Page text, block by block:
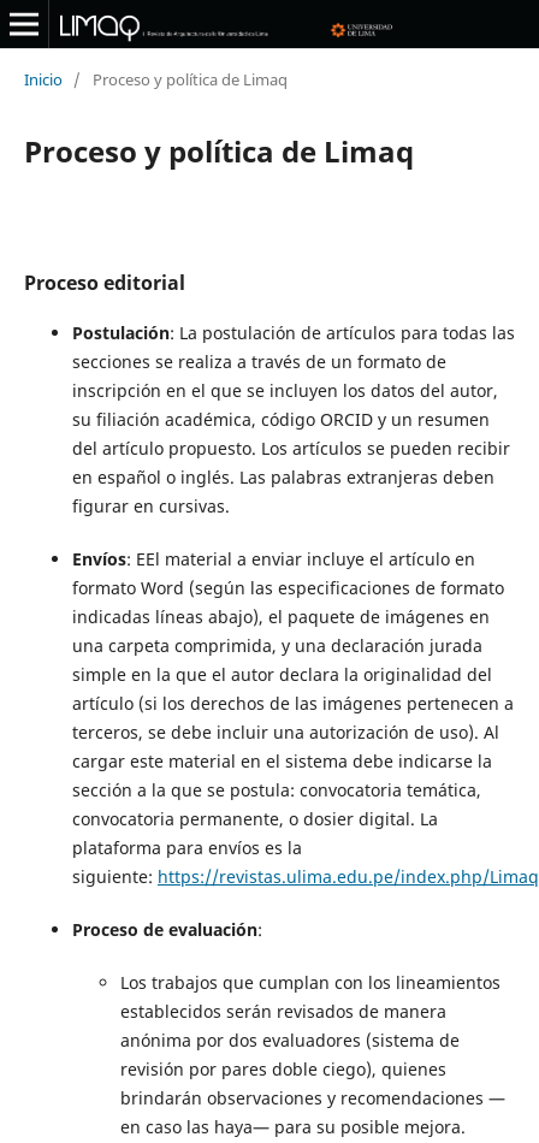
Inicio / Proceso y política de Limaq
Proceso y política de Limaq
Proceso editorial
Postulación: La postulación de artículos para todas las
secciones se realiza a través de un formato de
inscripción en el que se incluyen los datos del autor,
su filiación académica, código ORCID y un resumen
del artículo propuesto. Los artículos se pueden recibir
en español o inglés. Las palabras extranjeras deben
figurar en cursivas.
Envíos: EEl material a enviar incluye el artículo en
formato Word (según las especificaciones de formato
indicadas líneas abajo), el paquete de imágenes en
una carpeta comprimida, y una declaración jurada
simple en la que el autor declara la originalidad del
artículo (si los derechos de las imágenes pertenecen a
terceros, se debe incluir una autorización de uso). Al
cargar este material en el sistema debe indicarse la
sección a la que se postula: convocatoria temática,
convocatoria permanente, o dosier digital. La
plataforma para envíos es la
siguiente: https://revistas.ulima.edu.pe/index.php/
Proceso de evaluación:
Los trabajos que cumplan con los lineamientos
establecidos serán revisados de manera
anónima por dos evaluadores (sistema de
revisión por pares doble ciego), quienes
brindarán observaciones y recomendaciones —
en caso las haya— para su posible mejora.